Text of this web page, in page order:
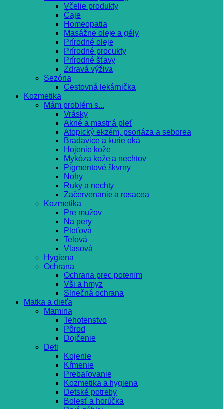
Včelie produkty
Čaje
Homeopatia
Masážne oleje a gély
Prírodné oleje
Prírodné produkty
Prírodné šťavy
Zdravá výživa
Sezóna
Cestovná lekárnička
Kozmetika
Mám problém s...
Vrásky
Akné a mastná pleť
Atopický ekzém, psoriáza a seborea
Bradavice a kurie oká
Hojenie kože
Mykóza kože a nechtov
Pigmentové škvrny
Nohy
Ruky a nechty
Začervenanie a rosacea
Kozmetika
Pre mužov
Na pery
Pleťová
Telová
Vlasová
Hygiena
Ochrana
Ochrana pred potením
Vši a hmyz
Slnečná ochrana
Matka a dieťa
Mamina
Tehotenstvo
Pôrod
Dojčenie
Deti
Kojenie
Kŕmenie
Prebaľovanie
Kozmetika a hygiena
Detské potreby
Bolesť a horúčka